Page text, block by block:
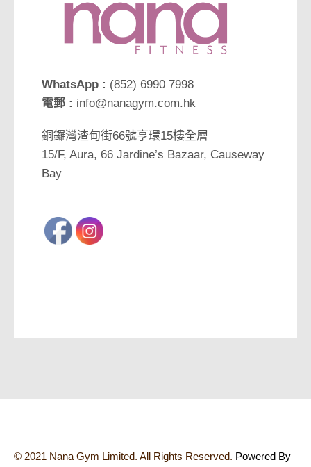
WhatsApp : (852) 6990 7998
電郵 : info@nanagym.com.hk
銅鑼灣渣甸街66號亨環15樓全層
15/F, Aura, 66 Jardine’s Bazaar, Causeway
Bay
© 2021 Nana Gym Limited. All Rights Reserved. Powered By